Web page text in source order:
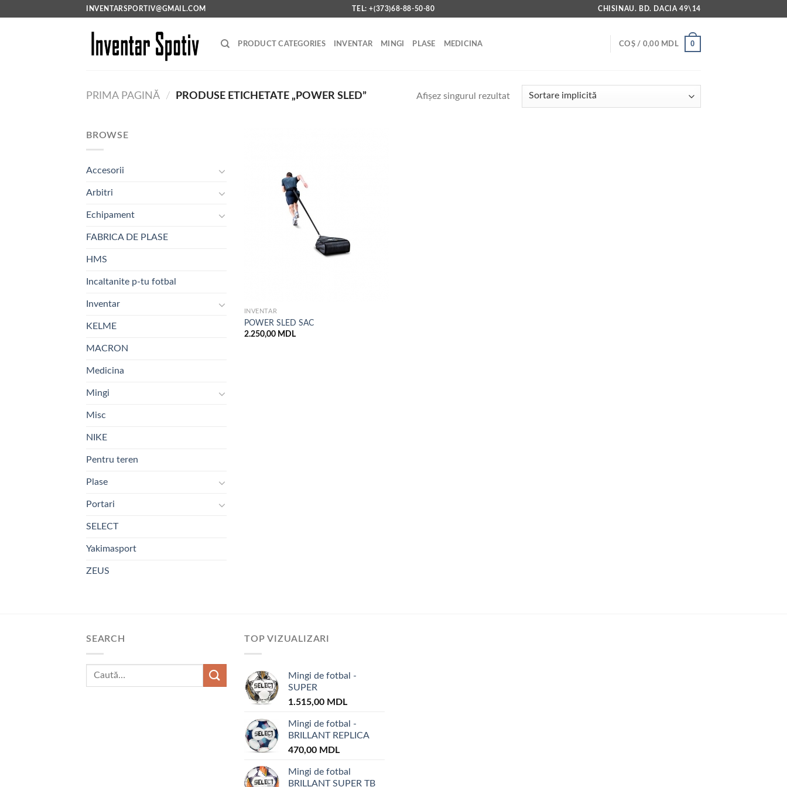
INVENTARSPORTIV@GMAIL.COM TEL: +(373)68-88-50-80 CHISINAU. BD. DACIA 49\14
PRODUCT CATEGORIES INVENTAR MINGI PLASE MEDICINA COȘ / 0,00 MDL 0
PRIMA PAGINĂ / PRODUSE ETICHETATE „POWER SLED” Afișez singurul rezultat
BROWSE
Accesorii
Arbitri
Echipament
FABRICA DE PLASE
HMS
Incaltanite p-tu fotbal
Inventar
KELME
MACRON
Medicina
Mingi
Misc
NIKE
Pentru teren
Plase
Portari
SELECT
Yakimasport
ZEUS
INVENTAR
POWER SLED SAC
2.250,00 MDL
SEARCH TOP VIZUALIZARI
Mingi de fotbal -
SUPER
1.515,00 MDL
Mingi de fotbal -
BRILLANT REPLICA
470,00 MDL
Mingi de fotbal
BRILLANT SUPER TB